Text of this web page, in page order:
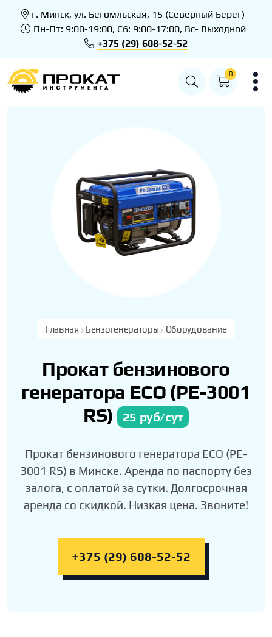
г. Минск, ул. Бегомльская, 15 (Северный Берег)
Пн-Пт: 9:00-19:00, Сб: 9:00-17:00, Вс- Выходной
+375 (29) 608-52-52
0
Главная Бензогенераторы Оборудование
Прокат бензинового
генератора ECO (PE-3001
RS)
25 руб/сут
Прокат бензинового генератора ECO (PE-
3001 RS) в Минске. Аренда по паспорту без
залога, с оплатой за сутки. Долгосрочная
аренда со скидкой. Низкая цена. Звоните!
+375 (29) 608-52-52